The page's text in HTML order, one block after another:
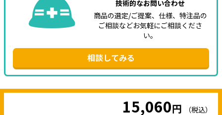
技術的なお問い合わせ
商品の選定/ご提案、仕様、特注品の
ご相談などお気軽にご相談くださ
い。
相談してみる
15,060円 （税込）